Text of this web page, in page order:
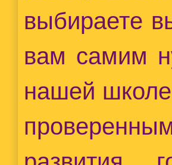
выбираете
вам самим
нашей школе